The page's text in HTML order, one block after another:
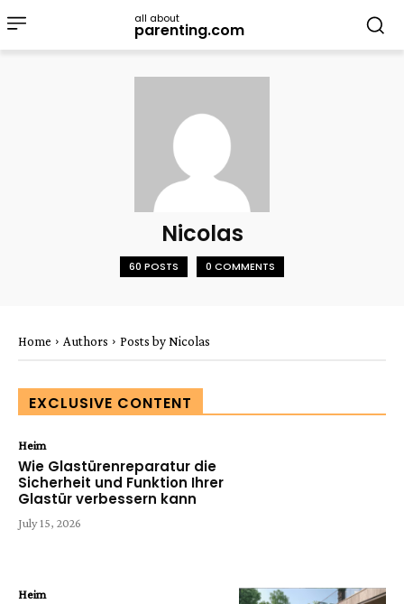
all about
parenting.com
Nicolas
60 POSTS 0 COMMENTS
Home Authors Posts by Nicolas
EXCLUSIVE CONTENT
Heim
Wie Glastürenreparatur die
Sicherheit und Funktion Ihrer
Glastür verbessern kann
July 15, 2026
Heim